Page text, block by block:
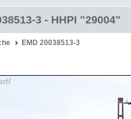
3 - HHPI "29004"
EMD 20038513-3